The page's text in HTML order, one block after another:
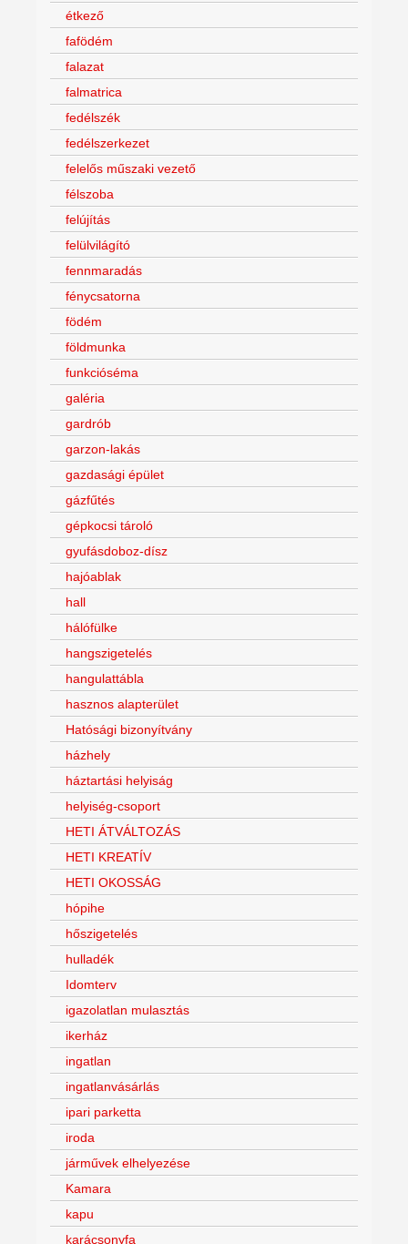
étkező
fafödém
falazat
falmatrica
fedélszék
fedélszerkezet
felelős műszaki vezető
félszoba
felújítás
felülvilágító
fennmaradás
fénycsatorna
födém
földmunka
funkcióséma
galéria
gardrób
garzon-lakás
gazdasági épület
gázfűtés
gépkocsi tároló
gyufásdoboz-dísz
hajóablak
hall
hálófülke
hangszigetelés
hangulattábla
hasznos alapterület
Hatósági bizonyítvány
házhely
háztartási helyiság
helyiség-csoport
HETI ÁTVÁLTOZÁS
HETI KREATÍV
HETI OKOSSÁG
hópihe
hőszigetelés
hulladék
Idomterv
igazolatlan mulasztás
ikerház
ingatlan
ingatlanvásárlás
ipari parketta
iroda
járművek elhelyezése
Kamara
kapu
karácsonyfa